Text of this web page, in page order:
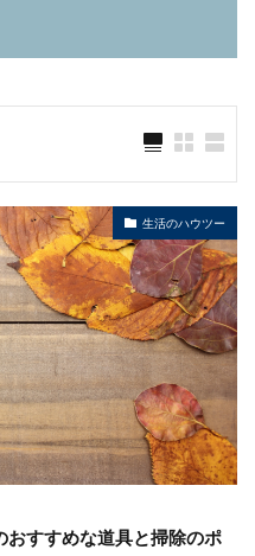
生活のハウツー
すすめな道具と掃除のポ